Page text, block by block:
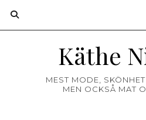
Käthe
MEST MODE,
MEN OCKSÅ MAT